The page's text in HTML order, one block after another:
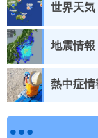
世界天気
地震情報
熱中症情